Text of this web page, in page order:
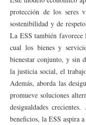
protección de los seres
sostenibilidad y de
La ESS también
cual los bienes y
bienestar conjunto, y sin
la justicia social, el
Además, aborda las
promueve soluciones
desigualdades
beneficios, la ESS aspira